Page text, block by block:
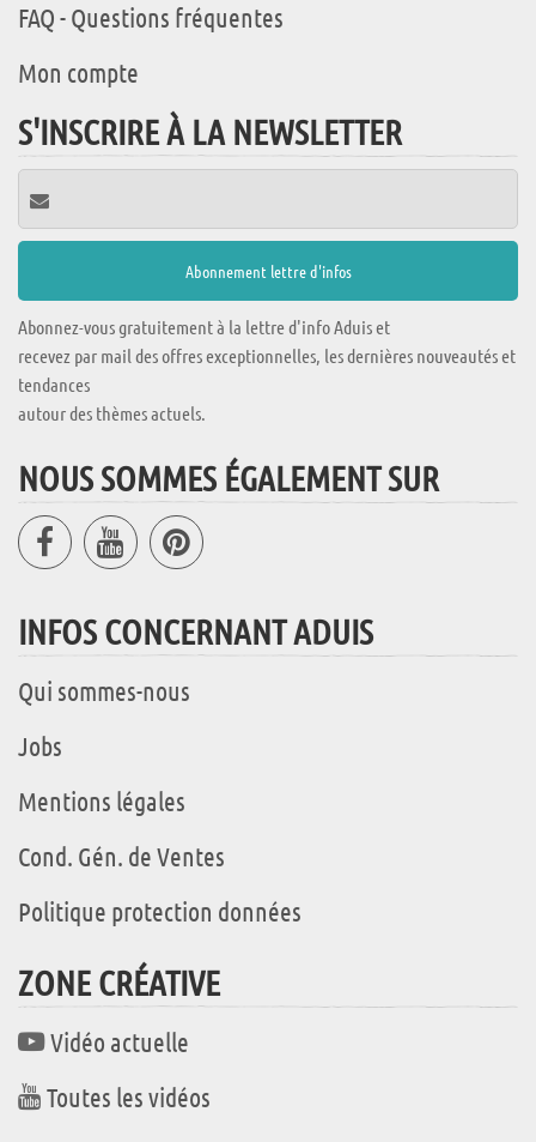
FAQ - Questions fréquentes
Mon compte
S'INSCRIRE À LA NEWSLETTER
Abonnez-vous gratuitement à la lettre d'info Aduis et
recevez par mail des offres exceptionnelles, les dernières nouveautés et
tendances
autour des thèmes actuels.
NOUS SOMMES ÉGALEMENT SUR
INFOS CONCERNANT ADUIS
Qui sommes-nous
Jobs
Mentions légales
Cond. Gén. de Ventes
Politique protection données
ZONE CRÉATIVE
Vidéo actuelle
Toutes les vidéos